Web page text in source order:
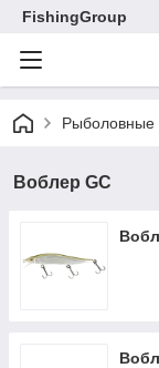
FishingGroup
Рыболовные
Воблер GC